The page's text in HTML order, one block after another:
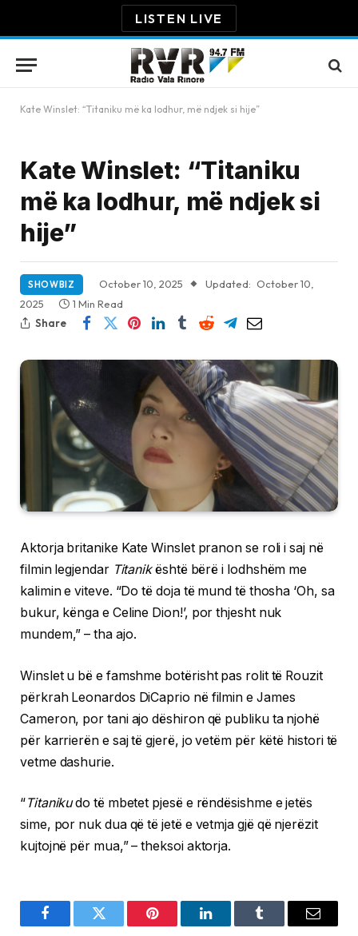
LISTEN LIVE
Kate Winslet: “Titaniku më ka lodhur, më ndjek si hije”
Kate Winslet: “Titaniku
më ka lodhur, më ndjek si
hije”
SHOWBIZ October 10, 2025 Updated: October 10,
2025
1 Min Read
Share
Aktorja britanike Kate Winslet pranon se roli i saj në
filmin legjendar Titanikështë bërë i lodhshëm me
kalimin e viteve. “Do të doja të mund të thosha ‘Oh, sa
bukur, kënga e Celine Dion!’, por thjesht nuk
mundem,” – tha ajo.
Winslet u bë e famshme botërisht pas rolit të Rouzit
përkrah Leonardos DiCaprio në filmin e James
Cameron, por tani ajo dëshiron që publiku ta njohë
për karrierën e saj të gjerë, jo vetëm për këtë histori të
vetme dashurie.
“Titanikudo të mbetet pjesë e rëndësishme e jetës
sime, por nuk dua që të jetë e vetmja gjë që njerëzit
kujtojnë për mua,” – theksoi aktorja.
FacebookTwitter Pinterest LinkedInTumblr Email